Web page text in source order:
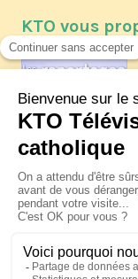
KTO vous